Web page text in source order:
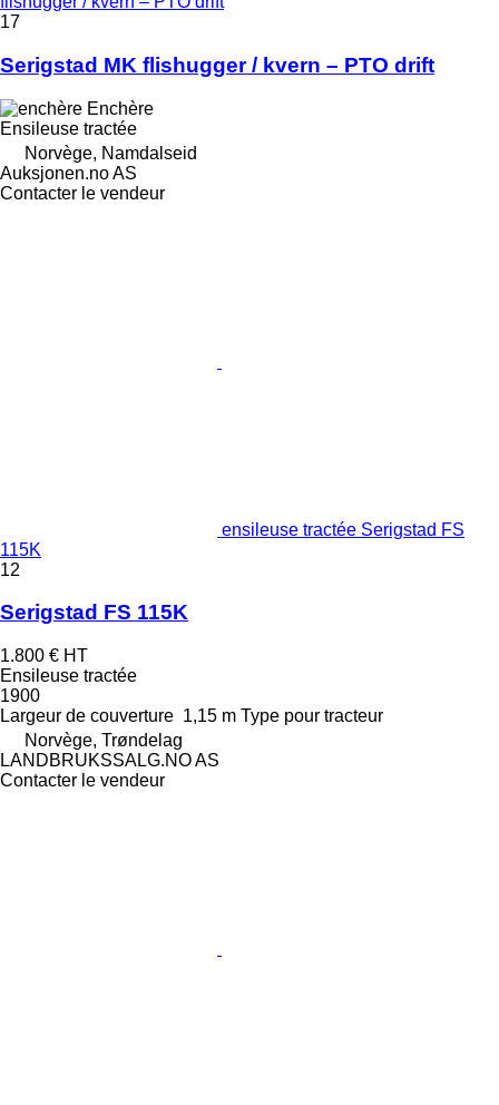
17
Serigstad MK flishugger / kvern – PTO drift
Enchère
Ensileuse tractée
Norvège, Namdalseid
Auksjonen.no AS
Contacter le vendeur
ensileuse tractée Serigstad FS
115K
12
Serigstad FS 115K
1.800 € HT
Ensileuse tractée
1900
Largeur de couverture 1,15 m Type pour tracteur
Norvège, Trøndelag
LANDBRUKSSALG.NO AS
Contacter le vendeur